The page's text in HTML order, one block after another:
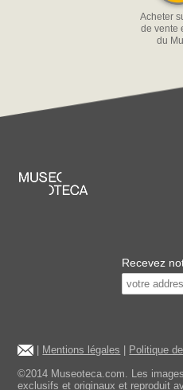
Acheter
de vente
du
Recevez
Mentions légales
Politique
©2014 Museoteca.com. Les
exclusifs et originaux et reproduit